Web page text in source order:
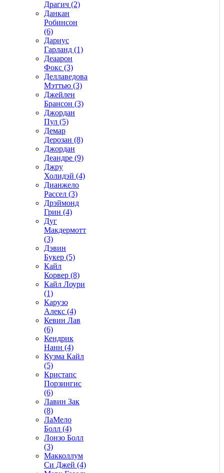
Драгич (2)
Данкан
Робинсон
(6)
Дариус
Гарланд (1)
Деаарон
Фокс (3)
Деллаведова
Мэттью (3)
Джейлен
Брансон (3)
Джордан
Пул (5)
Демар
Дерозан (8)
Джордан
Деандре (9)
Джру
Холидэй (4)
Дианжело
Рассел (3)
Дрэймонд
Грин (4)
Дуг
Макдермотт
(3)
Дэвин
Букер (5)
Кайл
Корвер (8)
Кайл Лоури
(1)
Карузо
Алекс (4)
Кевин Лав
(6)
Кендрик
Нанн (4)
Кузма Кайл
(5)
Кристапс
Порзингис
(6)
Лавин Зак
(8)
ЛаМело
Болл (4)
Лонзо Болл
(3)
Макколлум
Си Джей (4)